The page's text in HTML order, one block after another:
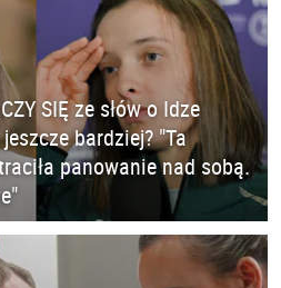
SIĘ ze słów o Idze
bardziej? "Ta
panowanie nad sobą.